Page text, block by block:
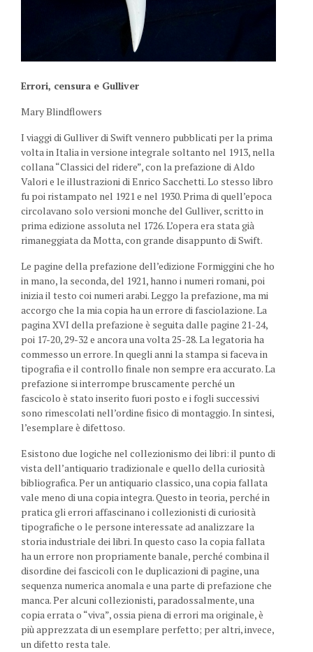
Errori, censura e Gulliver
Mary Blindflowers
I viaggi di Gulliver di Swift vennero pubblicati per la prima
volta in Italia in versione integrale soltanto nel 1913, nella
collana “Classici del ridere”, con la prefazione di Aldo
Valori e le illustrazioni di Enrico Sacchetti. Lo stesso libro
fu poi ristampato nel 1921 e nel 1930. Prima di quell’epoca
circolavano solo versioni monche del Gulliver, scritto in
prima edizione assoluta nel 1726. L’opera era stata già
rimaneggiata da Motta, con grande disappunto di Swift.
Le pagine della prefazione dell’edizione Formiggini che ho
in mano, la seconda, del 1921, hanno i numeri romani, poi
inizia il testo coi numeri arabi. Leggo la prefazione, ma mi
accorgo che la mia copia ha un errore di fasciolazione. La
pagina XVI della prefazione è seguita dalle pagine 21-24,
poi 17-20, 29-32 e ancora una volta 25-28. La legatoria ha
commesso un errore. In quegli anni la stampa si faceva in
tipografia e il controllo finale non sempre era accurato. La
prefazione si interrompe bruscamente perché un
fascicolo è stato inserito fuori posto e i fogli successivi
sono rimescolati nell’ordine fisico di montaggio. In sintesi,
l’esemplare è difettoso.
Esistono due logiche nel collezionismo dei libri: il punto di
vista dell’antiquario tradizionale e quello della curiosità
bibliografica. Per un antiquario classico, una copia fallata
vale meno di una copia integra. Questo in teoria, perché in
pratica gli errori affascinano i collezionisti di curiosità
tipografiche o le persone interessate ad analizzare la
storia industriale dei libri. In questo caso la copia fallata
ha un errore non propriamente banale, perché combina il
disordine dei fascicoli con le duplicazioni di pagine, una
sequenza numerica anomala e una parte di prefazione che
manca. Per alcuni collezionisti, paradossalmente, una
copia errata o “viva”, ossia piena di errori ma originale, è
più apprezzata di un esemplare perfetto; per altri, invece,
un difetto resta tale.